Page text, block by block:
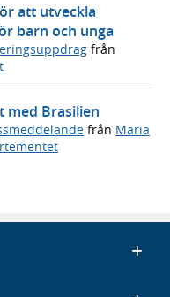
att utveckla
barn och unga
från
med Brasilien
från Maria